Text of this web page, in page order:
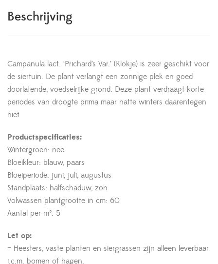
Beschrijving
Campanula lact. ‘Prichard’s Var.’ (Klokje) is zeer geschikt voor
de siertuin. De plant verlangt een zonnige plek en goed
doorlatende, voedselrijke grond. Deze plant verdraagt korte
periodes van droogte prima maar natte winters daarentegen
niet
Productspecificaties:
Wintergroen: nee
Bloeikleur: blauw, paars
Bloeiperiode: juni, juli, augustus
Standplaats: halfschaduw, zon
Volwassen plantgrootte in cm: 60
Aantal per m²: 5
Let op:
– Heesters, vaste planten en siergrassen zijn alleen leverbaar
i.c.m. bomen of hagen.